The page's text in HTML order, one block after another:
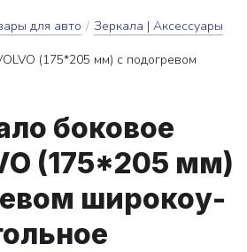
для авто / Зеркала | Аксессуары
(175*205 мм) с подогревом
бо­ко­вое
(175*205 мм)
ши­ро­ко­у­